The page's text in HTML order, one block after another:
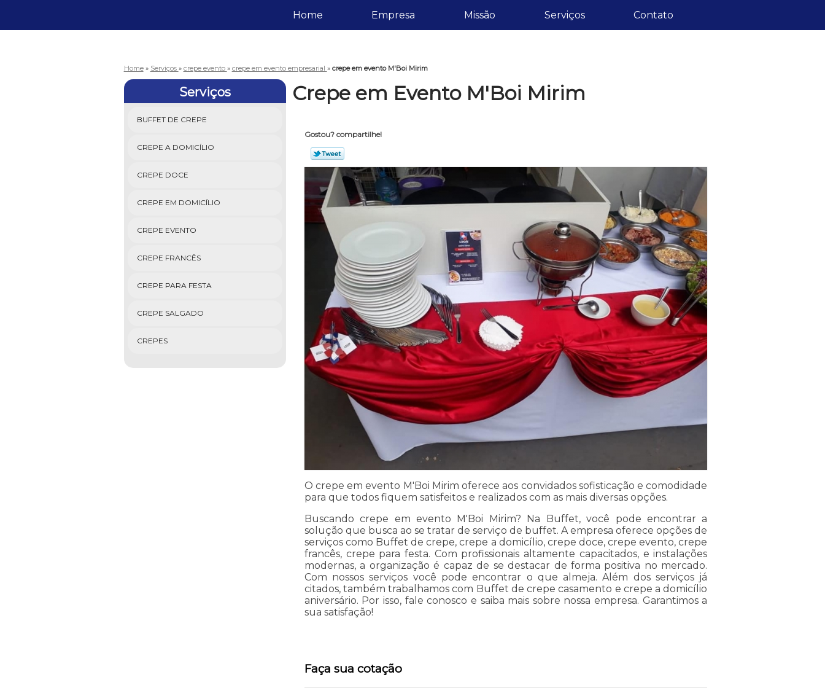
Home Empresa Missão Serviços Contato
Home » Serviços » crepe evento » crepe em evento empresarial » crepe em evento M'Boi Mirim
Serviços
BUFFET DE CREPE
CREPE A DOMICÍLIO
CREPE DOCE
CREPE EM DOMICÍLIO
CREPE EVENTO
CREPE FRANCÊS
CREPE PARA FESTA
CREPE SALGADO
CREPES
Crepe em Evento M'Boi Mirim
Gostou? compartilhe!
O crepe em evento M'Boi Mirim oferece aos convidados sofisticação e comodidade
para que todos fiquem satisfeitos e realizados com as mais diversas opções.
Buscando crepe em evento M'Boi Mirim? Na Buffet, você pode encontrar a
solução que busca ao se tratar de serviço de buffet. A empresa oferece opções de
serviços como Buffet de crepe, crepe a domicílio, crepe doce, crepe evento, crepe
francês, crepe para festa. Com profissionais altamente capacitados, e instalações
modernas, a organização é capaz de se destacar de forma positiva no mercado.
Com nossos serviços você pode encontrar o que almeja. Além dos serviços já
citados, também trabalhamos com Buffet de crepe casamento e crepe a domicílio
aniversário. Por isso, fale conosco e saiba mais sobre nossa empresa. Garantimos a
sua satisfação!
Faça sua cotação